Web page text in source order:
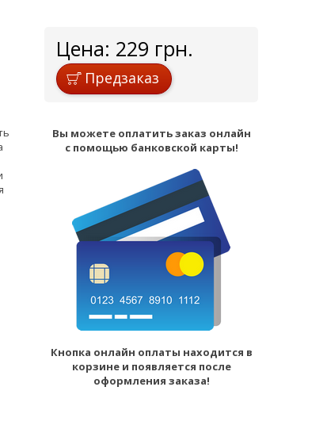
Цена: 229 грн.
Предзаказ
Вы можете оплатить заказ онлайн
с помощью банковской карты!
Кнопка онлайн оплаты находится в
корзине и появляется после
оформления заказа!